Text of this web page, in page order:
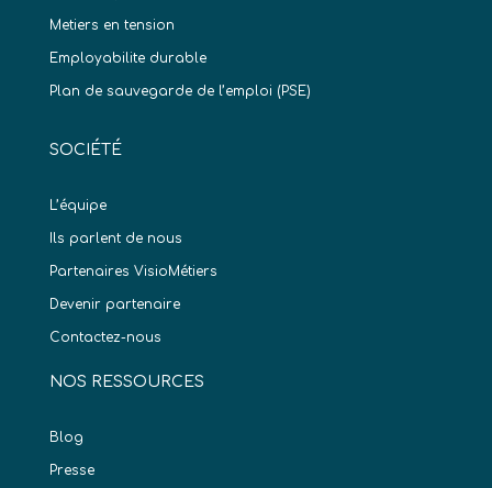
Metiers en tension
Employabilite durable
Plan de sauvegarde de l’emploi (PSE)
SOCIÉTÉ
L’équipe
Ils parlent de nous
Partenaires VisioMétiers
Devenir partenaire
Contactez-nous
NOS RESSOURCES
Blog
Presse